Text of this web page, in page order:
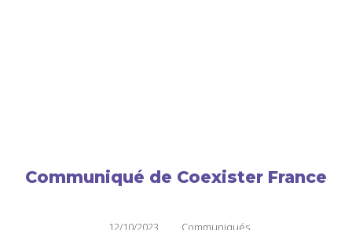
Communiqué de Coexister France
12/10/2023 , Communiqués